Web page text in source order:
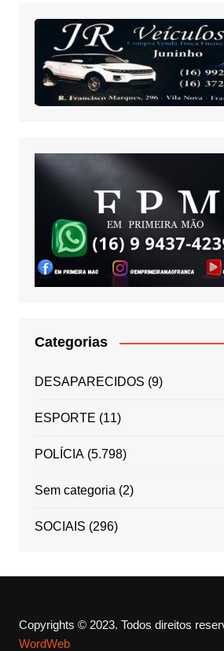
Categorias
DESAPARECIDOS (9)
ESPORTE (11)
POLÍCIA(5.798)
Sem categoria (2)
SOCIAIS (296)
Copyrights © 2023. Todos direitos
WordWeb